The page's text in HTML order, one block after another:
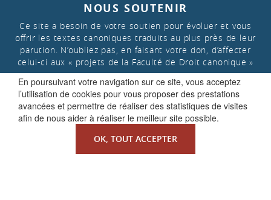
En poursuivant votre navigation sur ce site, vous acceptez
l’utilisation de cookies pour vous proposer des prestations
avancées et permettre de réaliser des statistiques de visites
afin de nous aider à réaliser le meilleur site possible.
OK, TOUT ACCEPTER
NOUS SOUTENIR
Ce site a besoin de votre soutien pour évoluer et vous
offrir les textes canoniques traduits au plus près de leur
parution. N’oubliez pas, en faisant votre don, d’affecter
celui-ci aux « projets de la Faculté de Droit canonique »
FAIRE UN DON